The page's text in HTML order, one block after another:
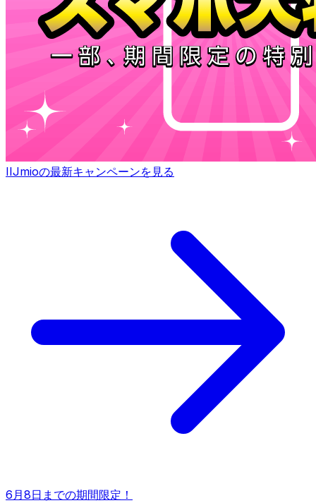
IIJmioの最新キャンペーンを見る
6月8日までの期間限定！